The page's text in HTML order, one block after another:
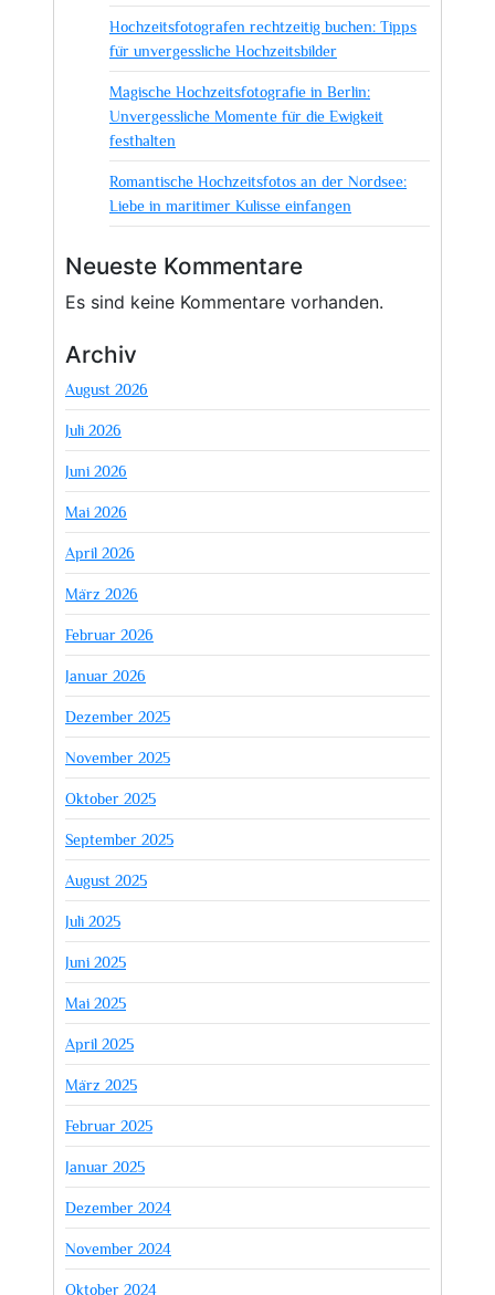
Hochzeitsfotografen rechtzeitig buchen: Tipps
für unvergessliche Hochzeitsbilder
Magische Hochzeitsfotografie in Berlin:
Unvergessliche Momente für die Ewigkeit
festhalten
Romantische Hochzeitsfotos an der Nordsee:
Liebe in maritimer Kulisse einfangen
Neueste Kommentare
Es sind keine Kommentare vorhanden.
Archiv
August 2026
Juli 2026
Juni 2026
Mai 2026
April 2026
März 2026
Februar 2026
Januar 2026
Dezember 2025
November 2025
Oktober 2025
September 2025
August 2025
Juli 2025
Juni 2025
Mai 2025
April 2025
März 2025
Februar 2025
Januar 2025
Dezember 2024
November 2024
Oktober 2024